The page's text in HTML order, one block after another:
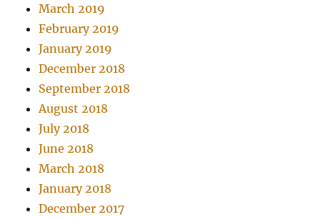
March 2019
February 2019
January 2019
December 2018
September 2018
August 2018
July 2018
June 2018
March 2018
January 2018
December 2017